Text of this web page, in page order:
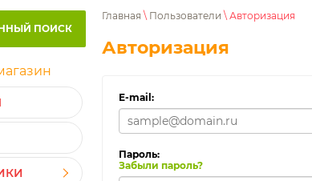
ПОИСК
Главная \ Пользователи \ Авторизация
Авторизация
E-mail:
Пароль:
Забыли пароль?